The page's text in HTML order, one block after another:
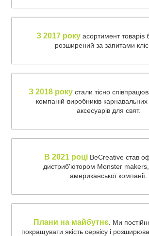
З 2017 рокуасортимент товарів
розширений за запитами
З 2018 рокустали тісно
компаній-виробників карнавальних
аксесуарів для свят.
В 2021 році BeCreative став
дистриб'ютором Monster makers,
американської компанії.
Плани на майбутнє. Ми
покращувати якість сервісу і